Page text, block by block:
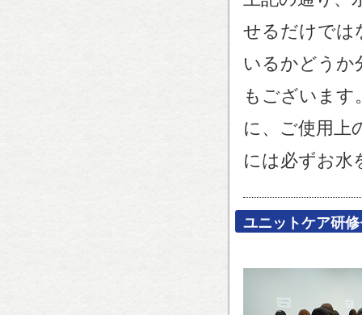
せるだけでは
いるかどうか
もございます
に、ご使用上
には必ずお水
ユニットケア研